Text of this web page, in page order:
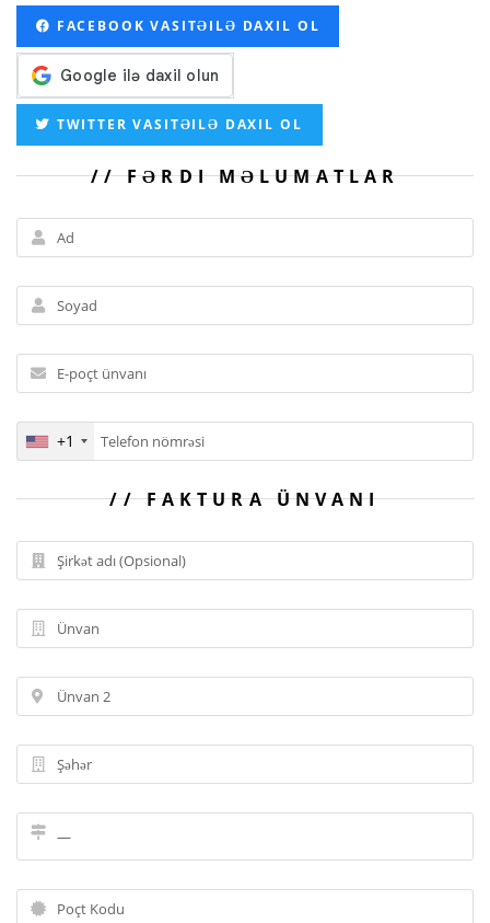
FACEBOOK VASITƏILƏ DAXIL OL
TWITTER VASITƏILƏ DAXIL OL
FƏRDI MƏLUMATLAR
+1
FAKTURA ÜNVANI